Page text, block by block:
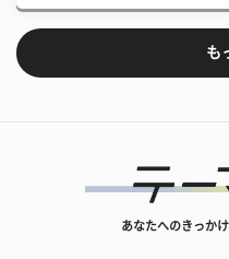
も
あなたへのきっか